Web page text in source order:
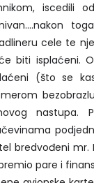
iscedili
cele te
biti isplaćeni.
(što se
nastupa.
bredvođeni mr.
pare i